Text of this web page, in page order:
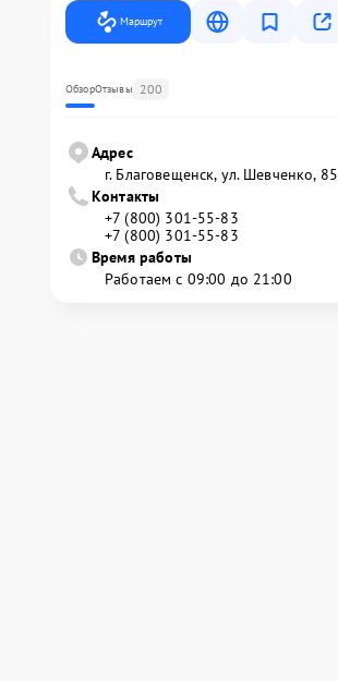
Маршрут
ОбзорОтзывы 200
Адрес
г. Благовещенск, ул. Шевченко, 85
Контакты
+7 (800) 301-55-83
+7 (800) 301-55-83
Время работы
Работаем с 09:00 до 21:00